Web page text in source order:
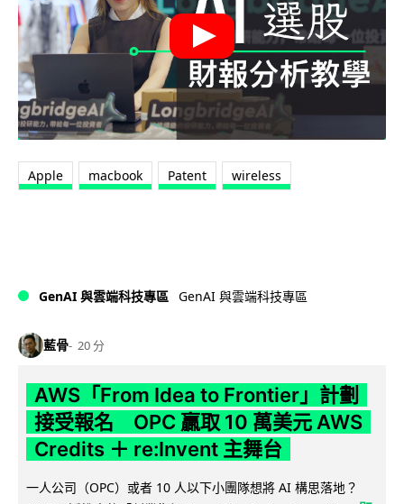
Apple macbook Patent wireless
GenAI 與雲端科技專區 GenAI 與雲端科技專區
藍骨 20 分
AWS「From Idea to Frontier」計劃
接受報名 OPC 贏取 10 萬美元 AWS
Credits ＋ re:Invent 主舞台
一人公司（OPC）或者 10 人以下小團隊想將 AI 構思落地？